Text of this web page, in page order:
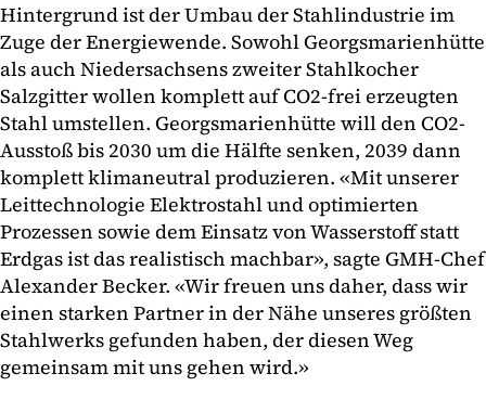
Hintergrund ist der Umbau der Stahlindustrie im
Zuge der Energiewende. Sowohl Georgsmarienhütte
als auch Niedersachsens zweiter Stahlkocher
Salzgitter wollen komplett auf CO2-frei erzeugten
Stahl umstellen. Georgsmarienhütte will den CO2-
Ausstoß bis 2030 um die Hälfte senken, 2039 dann
komplett klimaneutral produzieren. «Mit unserer
Leittechnologie Elektrostahl und optimierten
Prozessen sowie dem Einsatz von Wasserstoff statt
Erdgas ist das realistisch machbar», sagte GMH-Chef
Alexander Becker. «Wir freuen uns daher, dass wir
einen starken Partner in der Nähe unseres größten
Stahlwerks gefunden haben, der diesen Weg
gemeinsam mit uns gehen wird.»